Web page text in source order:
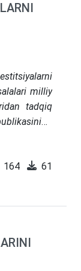
milliy
tadqiq
olish”
sohasi va
modellar
IFRS
164 61